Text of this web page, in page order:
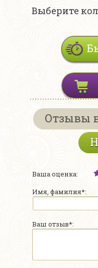
Выберите
Отзывы
Ваша оценка:
Имя, фамилия*:
Ваш отзыв*: